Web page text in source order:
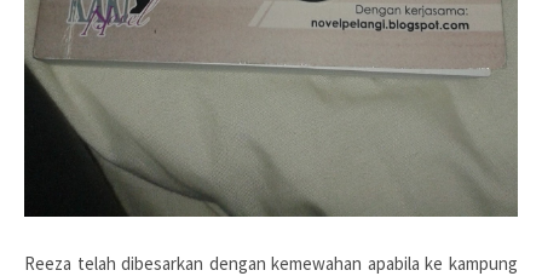
Reeza telah dibesarkan dengan kemewahan apabila ke kampung